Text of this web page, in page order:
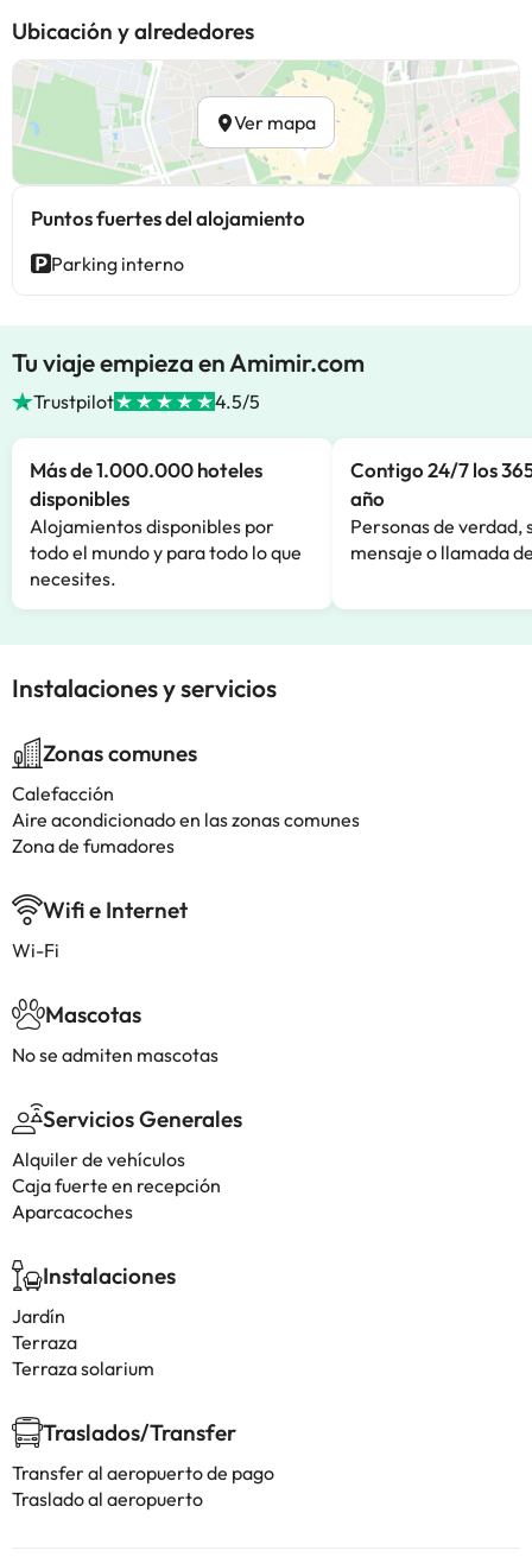
Ubicación y alrededores
Ver mapa
Puntos fuertes del alojamiento
Parking interno
Tu viaje empieza en Amimir.com
Trustpilot 4.5/5
Más de 1.000.000 hoteles
disponibles
Alojamientos disponibles por
todo el mundo y para todo lo que
necesites.
Contigo 24/7 los
año
Personas de verdad,
mensaje o llamada
Instalaciones y servicios
Zonas comunes
Calefacción
Aire acondicionado en las zonas comunes
Zona de fumadores
Wifi e Internet
Wi-Fi
Mascotas
No se admiten mascotas
Servicios Generales
Alquiler de vehículos
Caja fuerte en recepción
Aparcacoches
Instalaciones
Jardín
Terraza
Terraza solarium
Traslados/Transfer
Transfer al aeropuerto de pago
Traslado al aeropuerto